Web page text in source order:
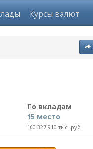
Курсы валют
По вкладам
15 место
100 327 910 тыс. руб.